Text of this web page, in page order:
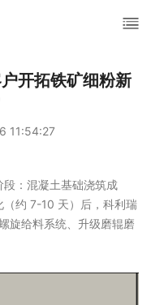
开拓铁矿细粉新
11:54:27
：混凝土基础浇筑成
约 7-10 天）后，科利瑞
旋给料系统、升级磨辊磨